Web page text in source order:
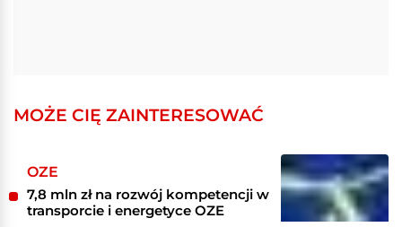
MOŻE CIĘ ZAINTERESOWAĆ
OZE
7,8 mln zł na rozwój kompetencji w
transporcie i energetyce OZE